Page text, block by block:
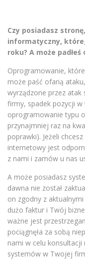
Czy posiadasz
informatyczny,
roku? A może
Oprogramowanie,
może paść ofarią
wyrządzone przez atak
firmy, spadek pozycji w
oprogramowanie typu
przynajmniej raz na
poprawki). Jeżeli
internetowy jest
z nami i zamów u nas
A może posiadasz
dawna nie został
on zgodny z
dużo faktur i Twój
ważne jest
pociągnęła za sobą
nami w celu
systemów w Twojej